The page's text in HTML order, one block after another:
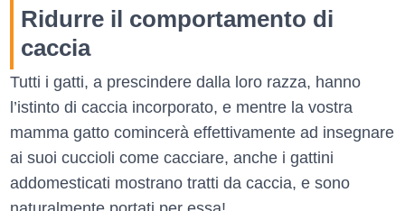
Ridurre il comportamento di
caccia
Tutti i gatti, a prescindere dalla loro razza, hanno
l’istinto di caccia incorporato, e mentre la vostra
mamma gatto comincerà effettivamente ad insegnare
ai suoi cuccioli come cacciare, anche i gattini
addomesticati mostrano tratti da caccia, e sono